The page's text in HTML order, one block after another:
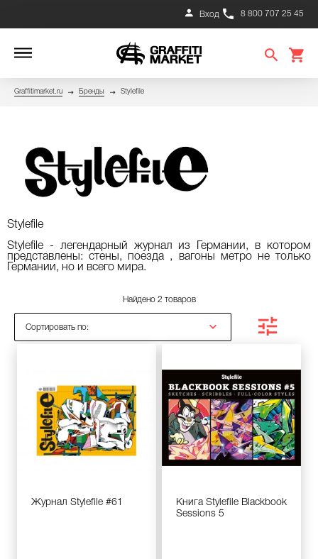
8 800 707 25 45
Вход
Graffitimarket.ru Бренды Stylefile
Stylefile
Stylefile - легендарный журнал из Германии, в котором
представлены: стены, поезда , вагоны метро не только
Германии, но и всего мира.
Найдено 2 товаров
Сортировать по:
Журнал Stylefile #61
Книга Stylefile Blackbook
Sessions 5